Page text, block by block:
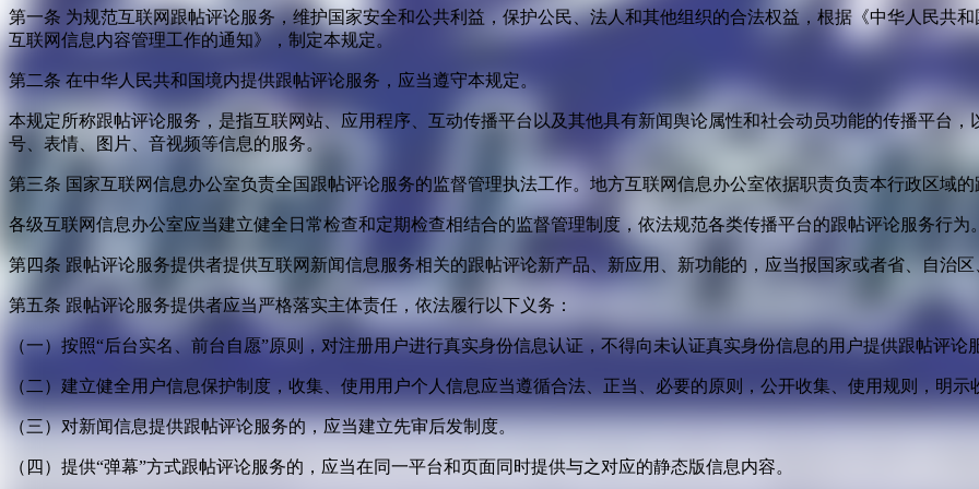
第一条 为规范互联网跟帖评论服务，维护国家安全和公共利益，保护公民、法人和其他组织的合法权益，根据《中华人民共
互联网信息内容管理工作的通知》，制定本规定。
第二条 在中华人民共和国境内提供跟帖评论服务，应当遵守本规定。
本规定所称跟帖评论服务，是指互联网站、应用程序、互动传播平台以及其他具有新闻舆论属性和社会动员功能的传播平台
号、表情、图片、音视频等信息的服务。
第三条 国家互联网信息办公室负责全国跟帖评论服务的监督管理执法工作。地方互联网信息办公室依据职责负责本行政区域
各级互联网信息办公室应当建立健全日常检查和定期检查相结合的监督管理制度，依法规范各类传播平台的跟帖评论服务行为
第四条 跟帖评论服务提供者提供互联网新闻信息服务相关的跟帖评论新产品、新应用、新功能的，应当报国家或者省、自治
第五条 跟帖评论服务提供者应当严格落实主体责任，依法履行以下义务：
（一）按照“后台实名、前台自愿”原则，对注册用户进行真实身份信息认证，不得向未认证真实身份信息的用户提供跟帖评论
（二）建立健全用户信息保护制度，收集、使用用户个人信息应当遵循合法、正当、必要的原则，公开收集、使用规则，明
（三）对新闻信息提供跟帖评论服务的，应当建立先审后发制度。
（四）提供“弹幕”方式跟帖评论服务的，应当在同一平台和页面同时提供与之对应的静态版信息内容。